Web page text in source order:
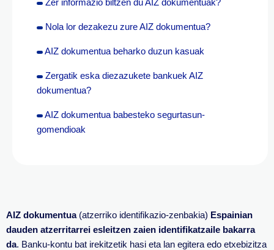
Zer informazio biltzen du AIZ dokumentuak?
Nola lor dezakezu zure AIZ dokumentua?
AIZ dokumentua beharko duzun kasuak
Zergatik eska diezazukete bankuek AIZ
dokumentua?
AIZ dokumentua babesteko segurtasun-
gomendioak
AIZ dokumentua(atzerriko identifikazio-zenbakia) Espainian
dauden atzerritarrei esleitzen zaien identifikatzaile bakarra
da. Banku-kontu bat irekitzetik hasi eta lan egitera edo etxebizitza